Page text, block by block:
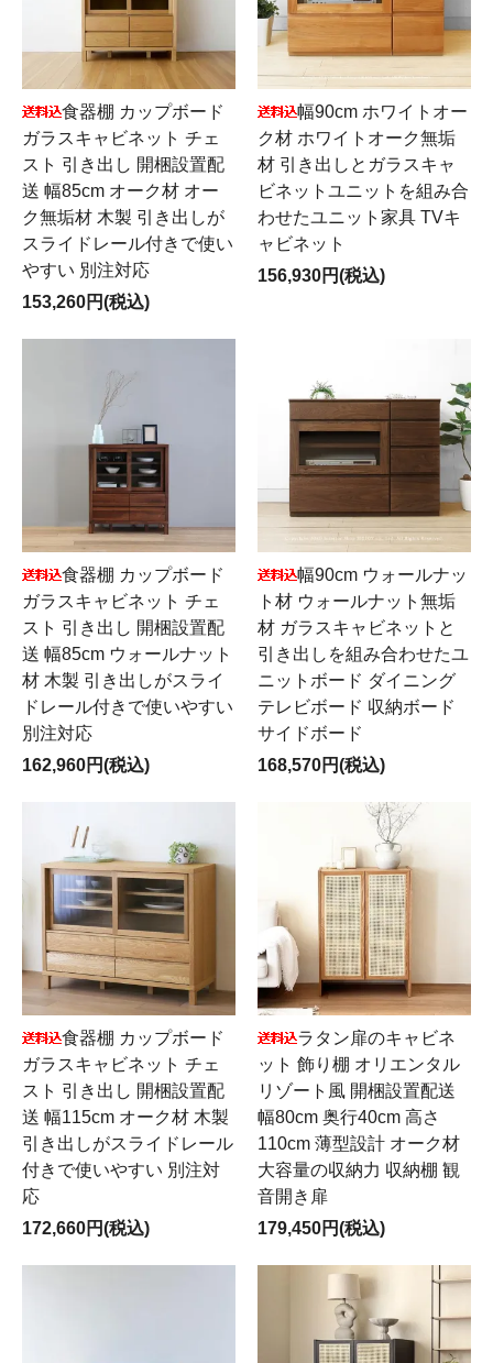
食器棚 カップボード
ガラスキャビネット チェ
スト 引き出し 開梱設置配
送 幅85cm オーク材 オー
ク無垢材 木製 引き出しが
スライドレール付きで使い
やすい 別注対応
153,260円(税込)
幅90cm ホワイトオー
ク材 ホワイトオーク無垢
材 引き出しとガラスキャ
ビネットユニットを組み合
わせたユニット家具 TVキ
ャビネット
156,930円(税込)
食器棚 カップボード
ガラスキャビネット チェ
スト 引き出し 開梱設置配
送 幅85cm ウォールナット
材 木製 引き出しがスライ
ドレール付きで使いやすい
別注対応
162,960円(税込)
幅90cm ウォールナッ
ト材 ウォールナット無垢
材 ガラスキャビネットと
引き出しを組み合わせたユ
ニットボード ダイニング
テレビボード 収納ボード
サイドボード
168,570円(税込)
食器棚 カップボード
ガラスキャビネット チェ
スト 引き出し 開梱設置配
送 幅115cm オーク材 木製
引き出しがスライドレール
付きで使いやすい 別注対
応
172,660円(税込)
ラタン扉のキャビネ
ット 飾り棚 オリエンタル
リゾート風 開梱設置配送
幅80cm 奥行40cm 高さ
110cm 薄型設計 オーク材
大容量の収納力 収納棚 観
音開き扉
179,450円(税込)